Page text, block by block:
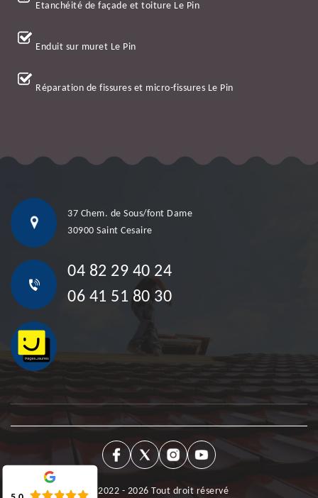
Etanchéité de façade et toiture Le Pin
Enduit sur muret Le Pin
Réparation de fissures et micro-fissures Le Pin
37 Chem. de Sous/font Dame
30900 Saint Cesaire
04 82 29 40 24
06 41 51 80 30
©2022 - 2026 Tout droit réservé